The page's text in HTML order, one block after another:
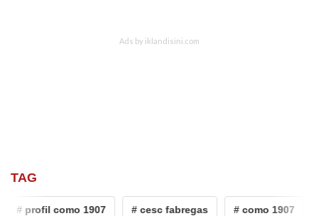
TAG
# profil como 1907 # cesc fabregas # como 1907